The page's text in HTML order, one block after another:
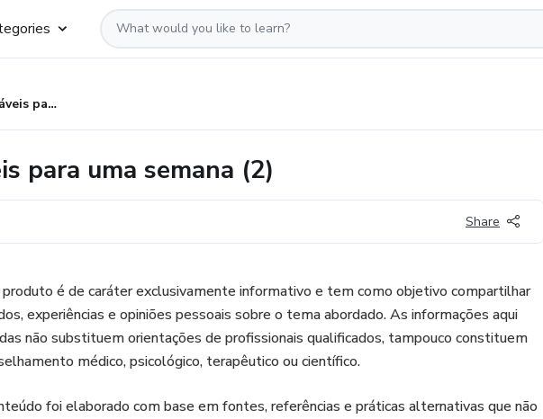
Almoços saudáveis para uma semana (2)
para uma semana (2)
Share
é de caráter exclusivamente informativo e tem como objetivo compartilhar
experiências e opiniões pessoais sobre o tema abordado. As informações aqui
não substituem orientações de profissionais qualificados, tampouco constituem
médico, psicológico, terapêutico ou científico.
foi elaborado com base em fontes, referências e práticas alternativas que não